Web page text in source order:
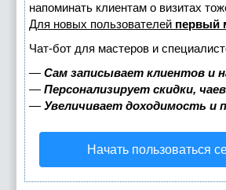
напоминать клиентам о визитах
Для новых пользователей первый
Чат-бот для мастеров и
— Сам записывает клиентов и
— Персонализирует скидки,
— Увеличивает доходимость и
Начать пользоваться